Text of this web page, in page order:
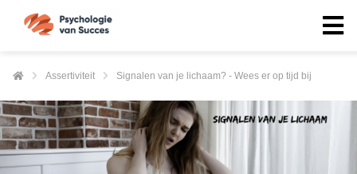
Assertiviteit Signalen van je lichaam? - Wees er op tijd bij